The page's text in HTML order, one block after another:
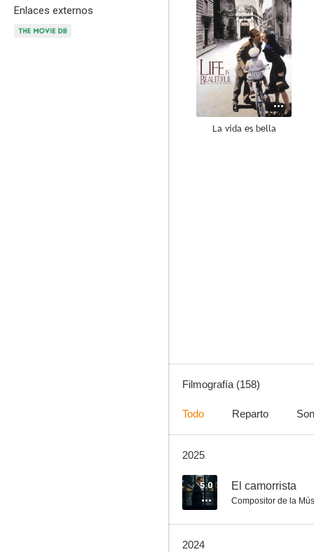
Enlaces externos
La vida es bella
7.6
Filmografía (158)
Todo Reparto
2025
5.0 El camorrista
Compositor de la
2024